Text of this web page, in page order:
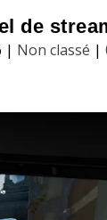
de
| Non classé |